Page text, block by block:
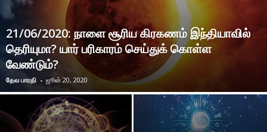
21/06/2020: நாளை சூரிய கிரகணம் இந்தியாவில்
தெரியுமா? யார் பரிகாரம் செய்துக் கொள்ள
வேண்டும்?
தேவ பாரதி - ஜூன் 20, 2020